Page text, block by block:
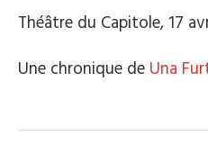
Théâtre du Capitole, 17
Une chronique de Una